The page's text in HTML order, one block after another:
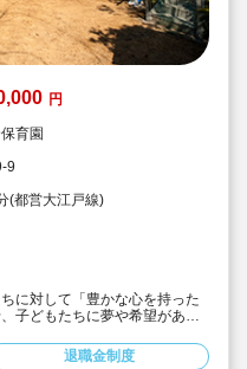
円
育園
9
(都営大江戸線)
に対して「豊かな心を持った
子どもたちに夢や希望がある
OK
退職金制度